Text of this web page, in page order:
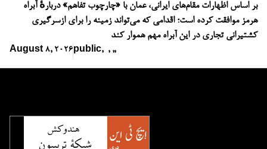
بر اساس اظهارات مقام‌های ایرانی، عمان با «چارچوب تفاهم» دربارهٔ آبراه
هرمز موافقت کرده است؛ اقدامی که می‌تواند زمینه را برای ازسرگیری
کشتیرانی تجاری در این آبراه مهم هموار کند
August 8, 2026 public, ,,,